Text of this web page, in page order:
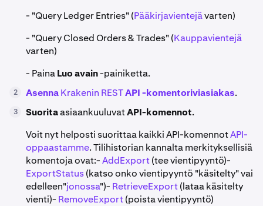
- "Query Ledger Entries" (Pääkirjavientejävarten)
- "Query Closed Orders & Trades" (Kauppavientejä
varten)
- PainaLuo avain-painiketta.
2 AsennaKrakenin RESTAPI -komentoriviasiakas.
3 SuoritaasiaankuuluvatAPI-komennot.
Voit nyt helposti suorittaa kaikki API-komennotAPI-
oppaastamme. Tilihistorian kannalta merkityksellisiä
komentoja ovat:-AddExport(tee vientipyyntö)-
ExportStatus(katso onko vientipyyntö "käsitelty" vai
edelleen"jonossa")- RetrieveExport(lataa käsitelty
vienti)- RemoveExport(poista vientipyyntö)